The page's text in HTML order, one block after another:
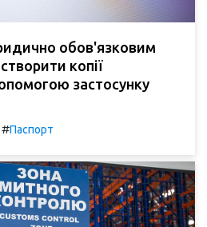
обов'язковим
копії
застосунку
#Паспорт